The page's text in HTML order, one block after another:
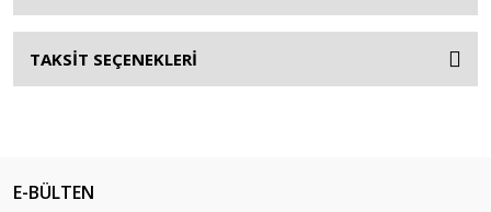
TAKSİT SEÇENEKLERİ
E-BÜLTEN